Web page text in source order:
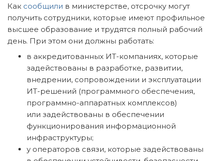
Как сообщили в министерстве, отсрочку могут
получить сотрудники, которые имеют профильное
высшее образование и трудятся полный рабочий
день. При этом они должны работать:
в аккредитованных ИТ-компаниях, которые
задействованы в разработке, развитии,
внедрении, сопровождении и эксплуатации
ИТ-решений (программного обеспечения,
программно-аппаратных комплексов)
или задействованы в обеспечении
функционирования информационной
инфраструктуры;
у операторов связи, которые задействованы